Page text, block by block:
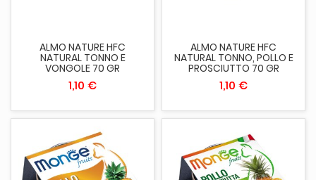
ALMO NATURE HFC
NATURAL TONNO E
VONGOLE 70 GR
1,10 €
ALMO NATURE HFC
NATURAL TONNO, POLLO E
PROSCIUTTO 70 GR
1,10 €